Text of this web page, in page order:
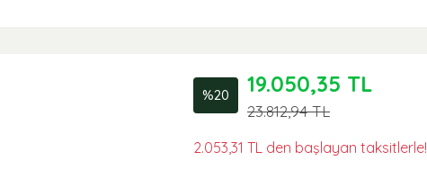
%20 19.050,35 TL
23.812,94 TL
2.053,31 TL den başlayan taksitlerle!